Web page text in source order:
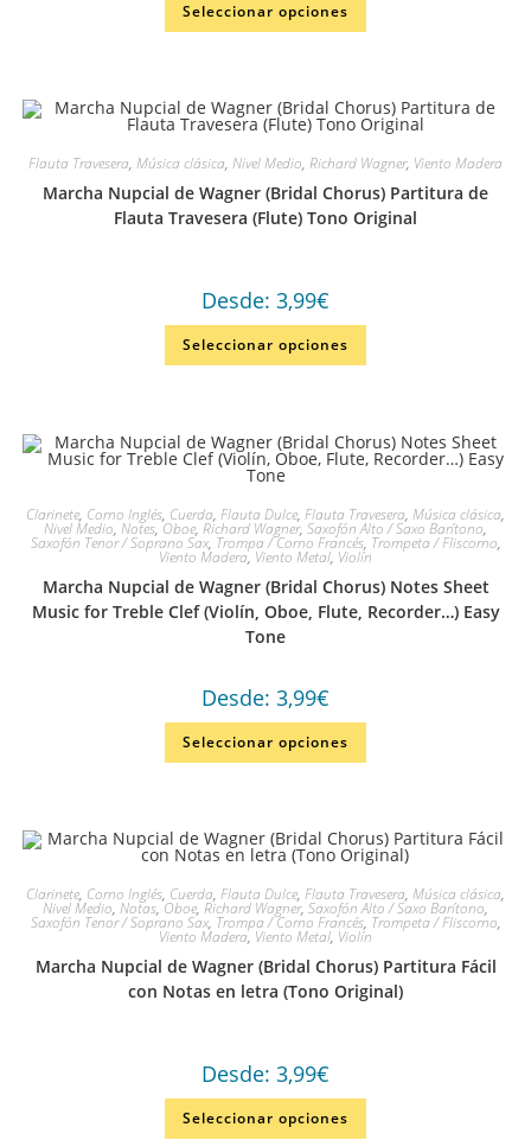
Seleccionar opciones
Flauta Travesera, Música clásica, Nivel Medio, Richard Wagner, Viento Madera
Marcha Nupcial de Wagner (Bridal Chorus) Partitura de
Flauta Travesera (Flute) Tono Original
Desde: 3,99€
Seleccionar opciones
Clarinete, Corno Inglés, Cuerda, Flauta Dulce, Flauta Travesera, Música clásica,
Nivel Medio, Notes,Oboe, Richard Wagner, Saxofón Alto / Saxo Barítono,
Saxofón Tenor / Soprano Sax, Trompa / Corno Francés, Trompeta / Fliscorno,
Viento Madera, Viento Metal, Violín
Marcha Nupcial de Wagner (Bridal Chorus) Notes Sheet
Music for Treble Clef (Violín, Oboe, Flute, Recorder…) Easy
Tone
Desde: 3,99€
Seleccionar opciones
Clarinete, Corno Inglés, Cuerda, Flauta Dulce, Flauta Travesera, Música clásica,
Nivel Medio, Notas,Oboe, Richard Wagner, Saxofón Alto / Saxo Barítono,
Saxofón Tenor / Soprano Sax, Trompa / Corno Francés, Trompeta / Fliscorno,
Viento Madera, Viento Metal, Violín
Marcha Nupcial de Wagner (Bridal Chorus) Partitura Fácil
con Notas en letra (Tono Original)
Desde: 3,99€
Seleccionar opciones